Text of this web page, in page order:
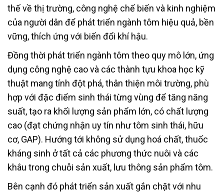
thế về thị trường, công nghệ chế biến và kinh nghiệm
của người dân để phát triển ngành tôm hiệu quả, bền
vững, thích ứng với biến đổi khí hậu.
Đồng thời phát triển ngành tôm theo quy mô lớn, ứng
dụng công nghệ cao và các thành tựu khoa học kỹ
thuật mang tính đột phá, thân thiện môi trường, phù
hợp với đặc điểm sinh thái từng vùng để tăng năng
suất, tạo ra khối lượng sản phẩm lớn, có chất lượng
cao (đạt chứng nhận uy tín như tôm sinh thái, hữu
cơ, GAP). Hướng tới không sử dụng hoá chất, thuốc
kháng sinh ở tất cả các phương thức nuôi và các
khâu trong chuỗi sản xuất, lưu thông sản phẩm tôm.
Bên cạnh đó phát triển sản xuất gắn chặt với nhu